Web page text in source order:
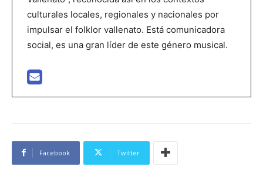
culturales locales, regionales y nacionales por
impulsar el folklor vallenato. Está comunicadora
social, es una gran líder de este género musical.
Facebook Twitter